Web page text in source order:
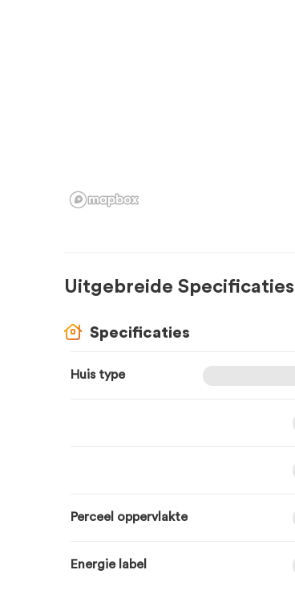
Uitgebreide Specificaties
Specificaties
Huis type
Perceel oppervlakte
Energie label